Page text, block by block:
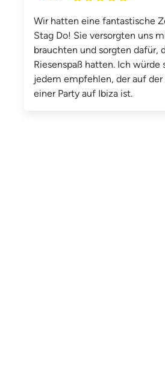
Wir hatten eine fantastische
Stag Do! Sie versorgten uns
brauchten und sorgten dafür,
Riesenspaß hatten. Ich würde
jedem empfehlen, der auf der
einer Party auf Ibiza ist.